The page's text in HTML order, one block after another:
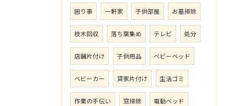
困り事 一軒家 子供部屋 お墓掃除
枝木回収 落ち葉集め テレビ 処分
店舗片付け 子供用品 ベビーベッド
ベビーカー 貸家片付け 生活ゴミ
作業の手伝い 窓掃除 電動ベッド